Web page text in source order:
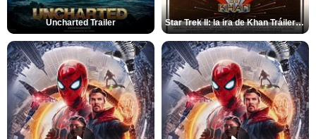
Uncharted Trailer Star Trek II: la ira de Khan Tráiler VO